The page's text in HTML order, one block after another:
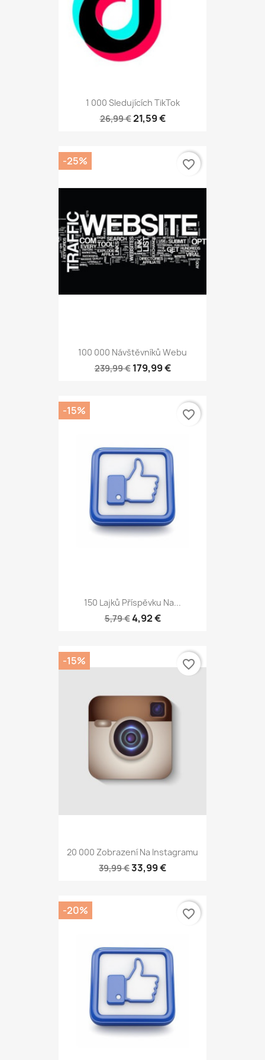
1 000 Sledujících TikTok
26,99 €21,59 €
100 000 Návštěvníků Webu
239,99 € 179,99 €
-25% favorite_border
150 Lajků Příspěvku Na...
5,79 €4,92 €
-15% favorite_border
20 000 Zobrazení Na Instagramu
39,99 €33,99 €
-15% favorite_border
-20% favorite_border